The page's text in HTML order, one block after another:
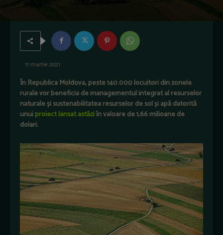
11 martie 2021
În Republica Moldova, peste 140.000 locuitori din zonele
rurale vor beneficia de managementul integrat al resurselor
naturale și sustenabilitatea resurselor de sol și apă datorită
unuiproiect lansat astăziîn valoare de 1,66 milioane de
dolari.